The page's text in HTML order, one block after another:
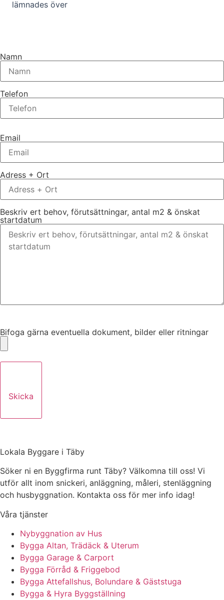
lämnades över
Namn
Telefon
Email
Adress + Ort
Beskriv ert behov, förutsättningar, antal m2 & önskat
startdatum
Bifoga gärna eventuella dokument, bilder eller ritningar
Skicka
Lokala Byggare i Täby
Söker ni en Byggfirma runt Täby? Välkomna till oss! Vi
utför allt inom snickeri, anläggning, måleri, stenläggning
och husbyggnation. Kontakta oss för mer info idag!
Våra tjänster
Nybyggnation av Hus
Bygga Altan, Trädäck & Uterum
Bygga Garage & Carport
Bygga Förråd & Friggebod
Bygga Attefallshus, Bolundare & Gäststuga
Bygga & Hyra Byggställning